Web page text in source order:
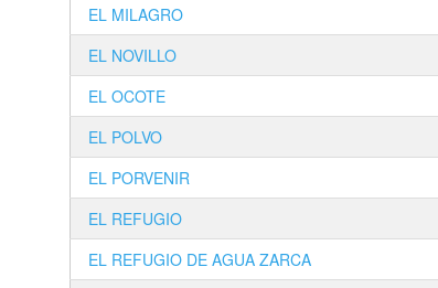
EL MILAGRO
EL NOVILLO
EL OCOTE
EL POLVO
EL PORVENIR
EL REFUGIO
EL REFUGIO DE AGUA ZARCA